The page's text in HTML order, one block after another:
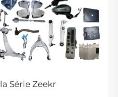
Série Zeekr